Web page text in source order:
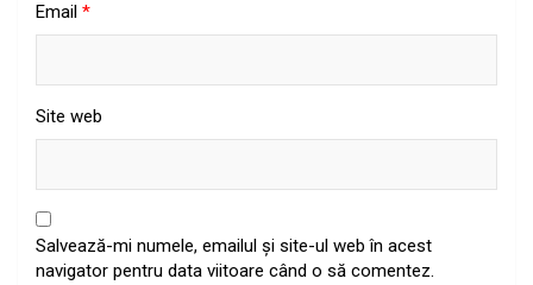
Email *
Site web
Salvează-mi numele, emailul și site-ul web în acest
navigator pentru data viitoare când o să comentez.